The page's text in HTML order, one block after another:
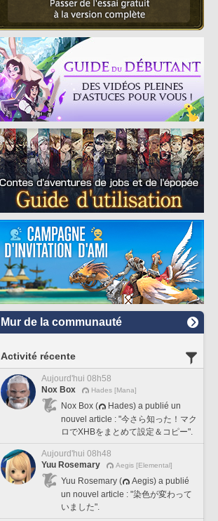
Mur de la communauté
Activité récente
Aujourd'hui 08h58
Nox Box
Hades [Mana]
Nox Box (
Hades) a publié un
nouvel article : "今さら知った！マク
ロでXHBをまとめて設定＆コピー".
Aujourd'hui 08h48
Yuu Rosemary
Aegis [Elemental]
Yuu Rosemary (
Aegis) a publié
un nouvel article : "染色が変わって
いました".